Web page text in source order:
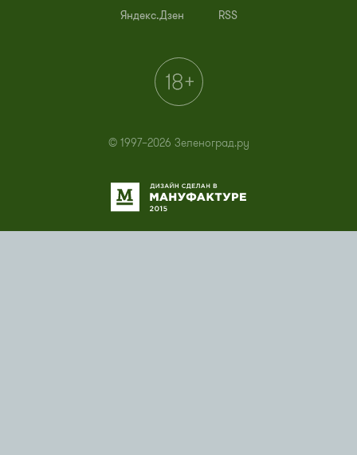
Яндекс.Дзен RSS
© 1997–2026 Зеленоград.ру